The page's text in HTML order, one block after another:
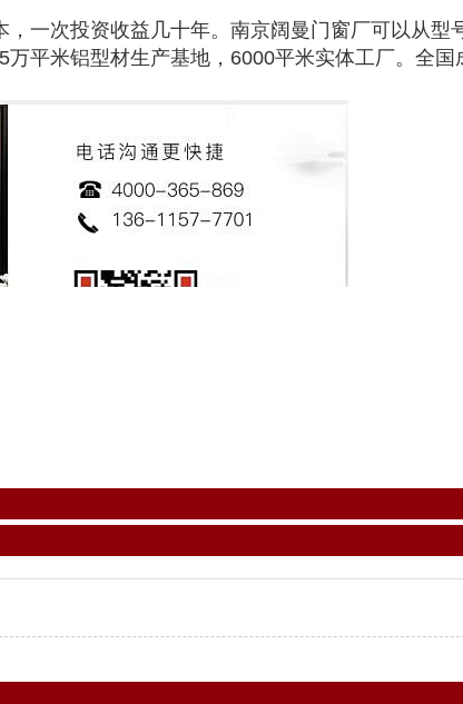
一次投资收益几十年。南京阔曼门窗厂可以从型
平米铝型材生产基地，6000平米实体工厂。全国